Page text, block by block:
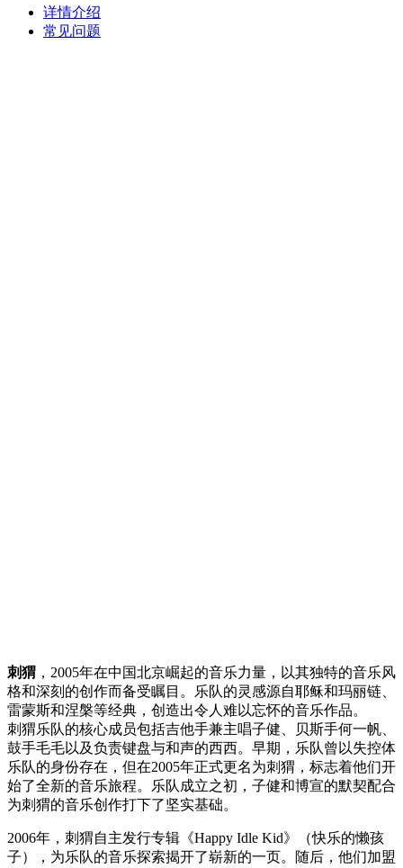
详情介绍
常见问题
刺猬 ，2005年在中国北京崛起的音乐力量，以其独特的音乐风
格和深刻的创作而备受瞩目。乐队的灵感源自耶稣和玛丽链、
雷蒙斯和涅槃等经典，创造出令人难以忘怀的音乐作品。
刺猬乐队的核心成员包括吉他手兼主唱子健、贝斯手何一帆、
鼓手毛毛以及负责键盘与和声的西西。早期，乐队曾以失控体
乐队的身份存在，但在2005年正式更名为刺猬，标志着他们开
始了全新的音乐旅程。乐队成立之初，子健和博宣的默契配合
为刺猬的音乐创作打下了坚实基础。
2006年，刺猬自主发行专辑《Happy Idle Kid》（快乐的懒孩
子），为乐队的音乐探索揭开了崭新的一页。随后，他们加盟